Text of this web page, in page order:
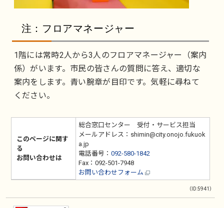
注：フロアマネージャー
1階には常時2人から3人のフロアマネージャー（案内
係）がいます。市民の皆さんの質問に答え、適切な
案内をします。青い腕章が目印です。気軽に尋ねて
ください。
このページに関す
る
お問い合わせは
総合窓口センター 受付・サービス担当
メールアドレス：shimin@city.onojo.fukuok
a.jp
電話番号： 092-580-1842
Fax：092-501-7948
お問い合わせフォーム
（ID:5941）